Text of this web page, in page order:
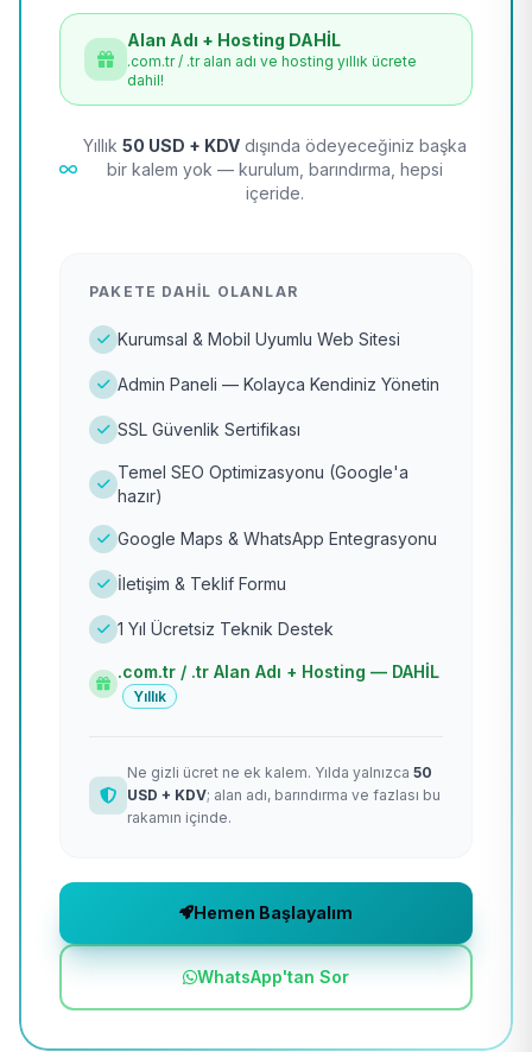
Alan Adı + Hosting DAHİL
.com.tr / .tr alan adı ve hosting yıllık ücrete
dahil!
Yıllık 50 USD + KDV dışında ödeyeceğiniz başka
bir kalem yok — kurulum, barındırma, hepsi
içeride.
PAKETE DAHIL OLANLAR
Kurumsal & Mobil Uyumlu Web Sitesi
Admin Paneli — Kolayca Kendiniz Yönetin
SSL Güvenlik Sertifikası
Temel SEO Optimizasyonu (Google'a
hazır)
Google Maps & WhatsApp Entegrasyonu
İletişim & Teklif Formu
1 Yıl Ücretsiz Teknik Destek
.com.tr / .tr Alan Adı + Hosting — DAHİL
Yıllık
Ne gizli ücret ne ek kalem. Yılda yalnızca 50
USD + KDV; alan adı, barındırma ve fazlası bu
rakamın içinde.
Hemen Başlayalım
WhatsApp'tan Sor